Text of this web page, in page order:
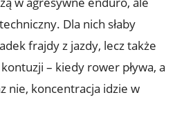
Dla nich słaby
frajdy z jazdy, lecz także
– kiedy rower pływa, a
nie, koncentracja idzie w